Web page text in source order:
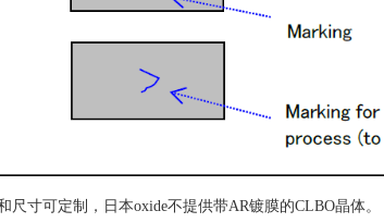
尺寸可定制，日本oxide不提供带AR镀膜的CLBO晶体。